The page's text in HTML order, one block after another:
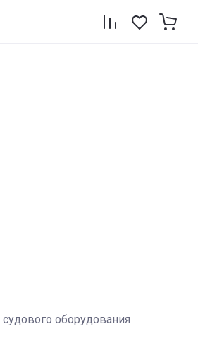
оборудования